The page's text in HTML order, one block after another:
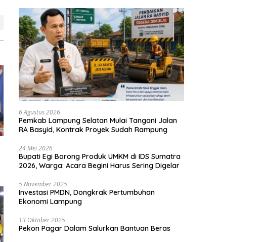
6 Agustus 2026
Pemkab Lampung Selatan Mulai Tangani Jalan
RA Basyid, Kontrak Proyek Sudah Rampung
24 Mei 2026
Bupati Egi Borong Produk UMKM di IDS Sumatra
2026, Warga: Acara Begini Harus Sering Digelar
5 November 2025
Investasi PMDN, Dongkrak Pertumbuhan
Ekonomi Lampung
13 Oktober 2025
Pekon Pagar Dalam Salurkan Bantuan Beras